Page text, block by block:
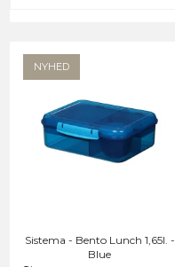
NYHED
Sistema - Bento Lunch 1,65l. -
Blue